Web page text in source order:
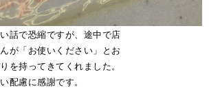
話で恐縮ですが、途中で店
が「お使いください」とお
を持ってきてくれました。
配慮に感謝です。